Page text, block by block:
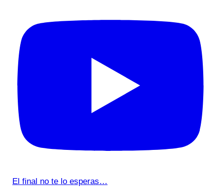
El final no te lo esperas…